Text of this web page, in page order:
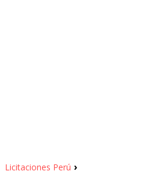
Licitaciones Perú ›